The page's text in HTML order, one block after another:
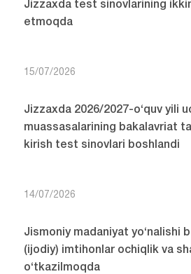
Jizzaxda test sinovlarining
etmoqda
15/07/2026
Jizzaxda 2026/2027-o‘quv yili
muassasalarining bakalavriat
kirish test sinovlari boshlandi
14/07/2026
Jismoniy madaniyat yo‘nalishi
(ijodiy) imtihonlar ochiqlik va
o‘tkazilmoqda